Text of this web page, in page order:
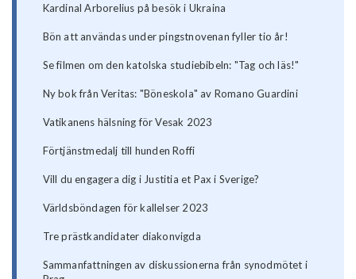
Kardinal Arborelius på besök i Ukraina
Bön att användas under pingstnovenan fyller tio år!
Se filmen om den katolska studiebibeln: "Tag och läs!"
Ny bok från Veritas: "Böneskola" av Romano Guardini
Vatikanens hälsning för Vesak 2023
Förtjänstmedalj till hunden Roffi
Vill du engagera dig i Justitia et Pax i Sverige?
Världsböndagen för kallelser 2023
Tre prästkandidater diakonvigda
Sammanfattningen av diskussionerna från synodmötet i